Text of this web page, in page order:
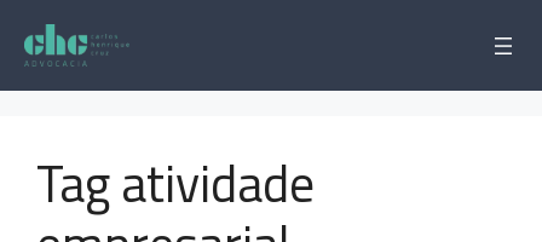
para
conteúdo
Tag atividade